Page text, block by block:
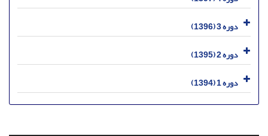
دوره 3 (1396)
دوره 2 (1395)
دوره 1 (1394)